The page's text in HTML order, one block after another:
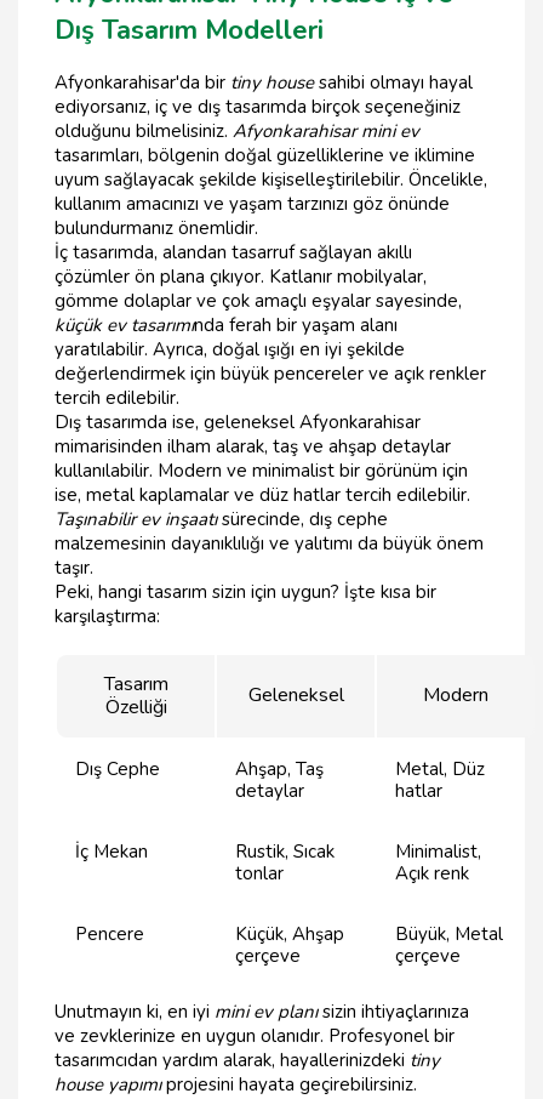
Dış Tasarım Modelleri
Afyonkarahisar'da bir tiny housesahibi olmayı hayal
ediyorsanız, iç ve dış tasarımda birçok seçeneğiniz
olduğunu bilmelisiniz. Afyonkarahisar mini ev
tasarımları, bölgenin doğal güzelliklerine ve iklimine
uyum sağlayacak şekilde kişiselleştirilebilir. Öncelikle,
kullanım amacınızı ve yaşam tarzınızı göz önünde
bulundurmanız önemlidir.
İç tasarımda, alandan tasarruf sağlayan akıllı
çözümler ön plana çıkıyor. Katlanır mobilyalar,
gömme dolaplar ve çok amaçlı eşyalar sayesinde,
küçük ev tasarımında ferah bir yaşam alanı
yaratılabilir. Ayrıca, doğal ışığı en iyi şekilde
değerlendirmek için büyük pencereler ve açık renkler
tercih edilebilir.
Dış tasarımda ise, geleneksel Afyonkarahisar
mimarisinden ilham alarak, taş ve ahşap detaylar
kullanılabilir. Modern ve minimalist bir görünüm için
ise, metal kaplamalar ve düz hatlar tercih edilebilir.
Taşınabilir ev inşaatısürecinde, dış cephe
malzemesinin dayanıklılığı ve yalıtımı da büyük önem
taşır.
Peki, hangi tasarım sizin için uygun? İşte kısa bir
karşılaştırma:
Tasarım
Özelliği
Geleneksel Modern
Dış Cephe
Ahşap, Taş
detaylar
Metal, Düz
hatlar
İç Mekan
Rustik, Sıcak
tonlar
Minimalist,
Açık renk
Pencere
Küçük, Ahşap
çerçeve
Büyük, Metal
çerçeve
Unutmayın ki, en iyi mini ev planısizin ihtiyaçlarınıza
ve zevklerinize en uygun olanıdır. Profesyonel bir
tasarımcıdan yardım alarak, hayallerinizdeki tiny
house yapımıprojesini hayata geçirebilirsiniz.